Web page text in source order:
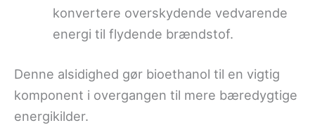
konvertere overskydende vedvarende
energi til flydende brændstof.
Denne alsidighed gør bioethanol til en vigtig
komponent i overgangen til mere bæredygtige
energikilder.